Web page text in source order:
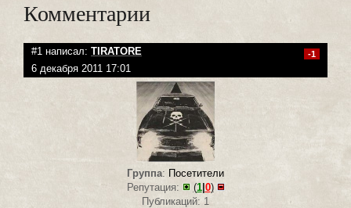
Комментарии
#1 написал: TIRATORE -1
6 декабря 2011 17:01
Группа: Посетители
Репутация:
(1|0)
Публикаций: 1